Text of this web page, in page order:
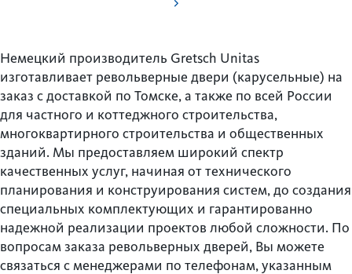
Немецкий производитель Gretsch Unitas
изготавливает револьверные двери (карусельные) на
заказ с доставкой по Томске, а также по всей России
для частного и коттеджного строительства,
многоквартирного строительства и общественных
зданий. Мы предоставляем широкий спектр
качественных услуг, начиная от технического
планирования и конструирования систем, до создания
специальных комплектующих и гарантированно
надежной реализации проектов любой сложности. По
вопросам заказа револьверных дверей, Вы можете
связаться с менеджерами по телефонам, указанным